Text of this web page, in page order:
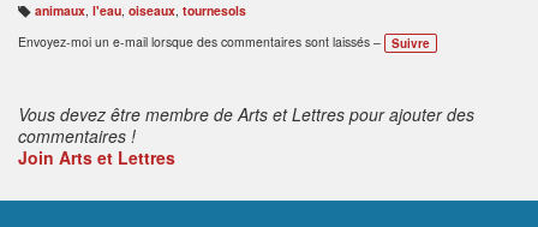
B
ali
s
animaux, l'eau, oiseaux, tournesols
Envoyez-moi un e-mail lorsque des commentaires sont laissés –
Suivre
Vous devez être membre de Arts et Lettres pour ajouter des
commentaires !
Join Arts et Lettres